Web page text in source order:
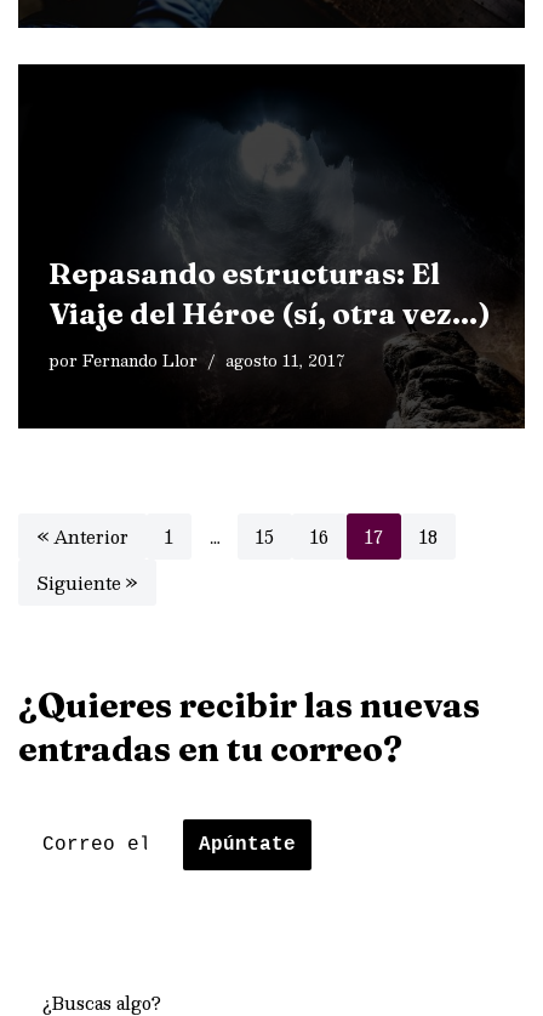
Repasando estructuras: El
Viaje del Héroe (sí, otra vez…)
porFernando Llor agosto 11, 2017
« Anterior 1 … 15 16 17
18
Siguiente »
¿Quieres recibir las nuevas
entradas en tu correo?
¿Buscas algo?